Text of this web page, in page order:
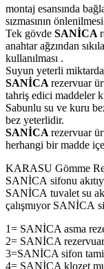
montaj esansında
sızmasının önlenilmesi
Tek gövde SANİCA
anahtar ağzından
kullanılması .
Suyun yeterli
SANİCArezervuar
tahriş edici maddeler
Sabunlu su ve kuru
bez yeterlidir.
SANİCArezervuar
herhangi bir madde
KARASU Gömme
SANİCA sifonu
SANİCA tuvalet su
çalışmıyor SANİCA
1= SANİCA asma
2= SANİCA
3=SANİCA sifon
4= SANİCA klozet